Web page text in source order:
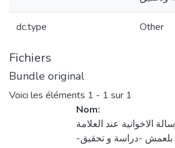
dc.type Other
Fichiers
Bundle original
Voici les éléments 1 - 1 sur 1
Nom:
الاخوانية عند العلامة
بلعمش -دراسة و تحقيق-